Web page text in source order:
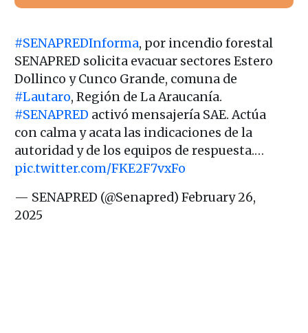
#SENAPREDInforma, por incendio forestal
SENAPRED solicita evacuar sectores Estero
Dollinco y Cunco Grande, comuna de
#Lautaro, Región de La Araucanía.
#SENAPRED activó mensajería SAE. Actúa
con calma y acata las indicaciones de la
autoridad y de los equipos de respuesta.…
pic.twitter.com/FKE2F7vxFo
— SENAPRED (@Senapred) February 26,
2025